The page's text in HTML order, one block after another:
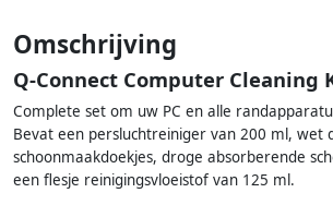
Omschrijving
Q-Connect Computer Cleaning
Complete set om uw PC en alle
Bevat een persluchtreiniger van 200 ml, wet
schoonmaakdoekjes, droge absorberende
een flesje reinigingsvloeistof van 125 ml.